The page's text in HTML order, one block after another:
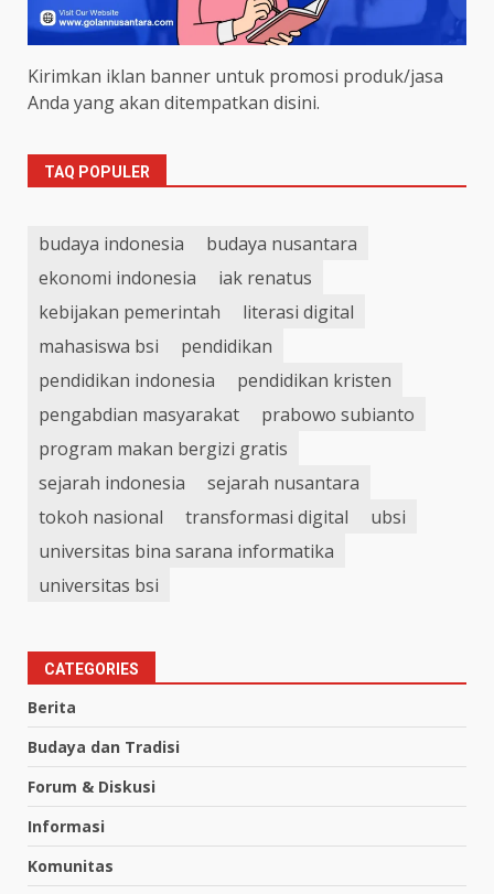
Kirimkan iklan banner untuk promosi produk/jasa
Anda yang akan ditempatkan disini.
TAQ POPULER
budaya indonesia
budaya nusantara
ekonomi indonesia
iak renatus
kebijakan pemerintah
literasi digital
mahasiswa bsi
pendidikan
pendidikan indonesia
pendidikan kristen
pengabdian masyarakat
prabowo subianto
program makan bergizi gratis
sejarah indonesia
sejarah nusantara
tokoh nasional
transformasi digital
ubsi
universitas bina sarana informatika
universitas bsi
CATEGORIES
Berita
Budaya dan Tradisi
Forum & Diskusi
Informasi
Komunitas